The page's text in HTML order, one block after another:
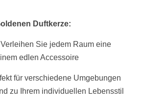
Duftkerze:
Verleihen Sie jedem Raum eine
edlen Accessoire
für verschiedene Umgebungen
zu Ihrem individuellen Lebensstil